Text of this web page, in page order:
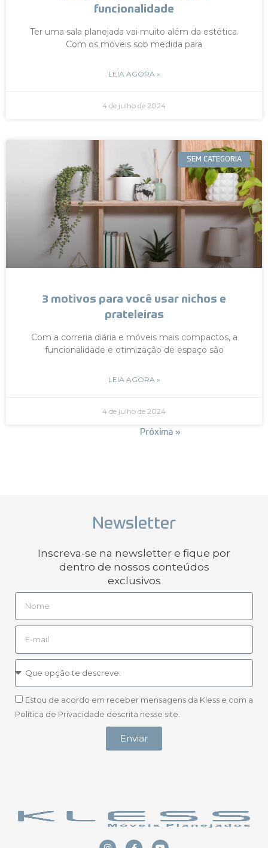
funcionalidade
Ter uma sala planejada vai muito além da estética.
Com os móveis sob medida para
LEIA AGORA »
4 de julho de 2024
SEM CATEGORIA
3 motivos para você usar nichos e
prateleiras
Com a correria diária e móveis mais compactos, a
funcionalidade e otimização de espaço são
LEIA AGORA »
4 de julho de 2024
Próxima »
Newsletter
Inscreva-se na newsletter e fique por
dentro de nossos conteúdos
exclusivos
Estou de acordo em receber mensagens da Kless e com a
Política de Privacidade descrita nesse site.
Enviar